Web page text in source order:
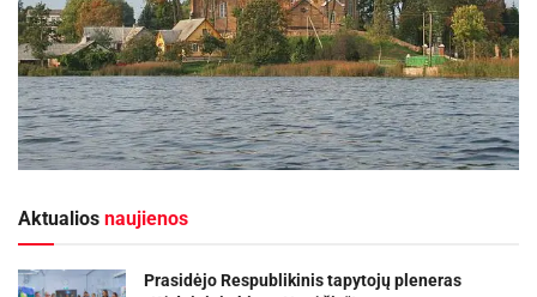
Aktualios naujienos
Prasidėjo Respublikinis tapytojų pleneras